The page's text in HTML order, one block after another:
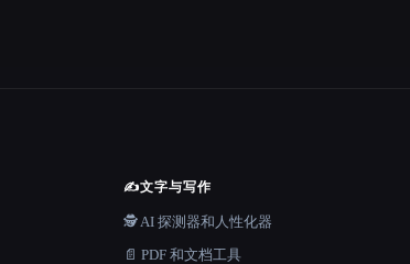
✍️文字与写作
🕵️ AI 探测器和人性化器
📄 PDF 和文档工具